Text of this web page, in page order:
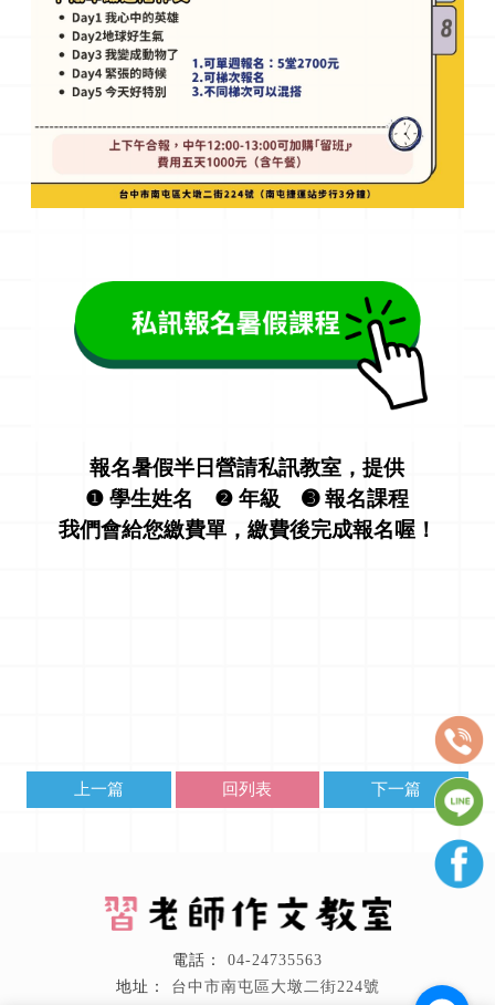
報名暑假半日營請私訊教室，提供
❶ 學生姓名 ❷ 年級 ➌ 報名課程
我們會給您繳費單，繳費後完成報名喔！
上一篇 回列表 下一篇
04-24735563
台中市南屯區大墩二街224號